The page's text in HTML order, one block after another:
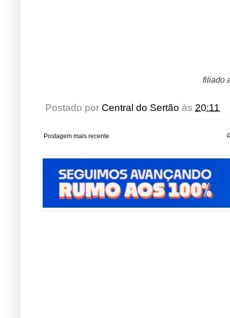
filiado
Postado por Central do Sertão às 20:11
Postagem mais recente